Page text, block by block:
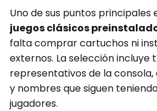
Uno de sus puntos principales
juegos clásicos
falta comprar cartuchos ni
externos. La selección incluye
representativos de la
y nombres que siguen
jugadores.